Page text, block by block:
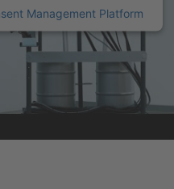
Management Platform